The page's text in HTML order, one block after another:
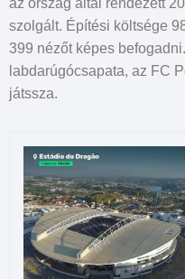
az ország által rendezett
szolgált. Építési költsége
399 nézőt képes
labdarúgócsapata, az FC
játssza.